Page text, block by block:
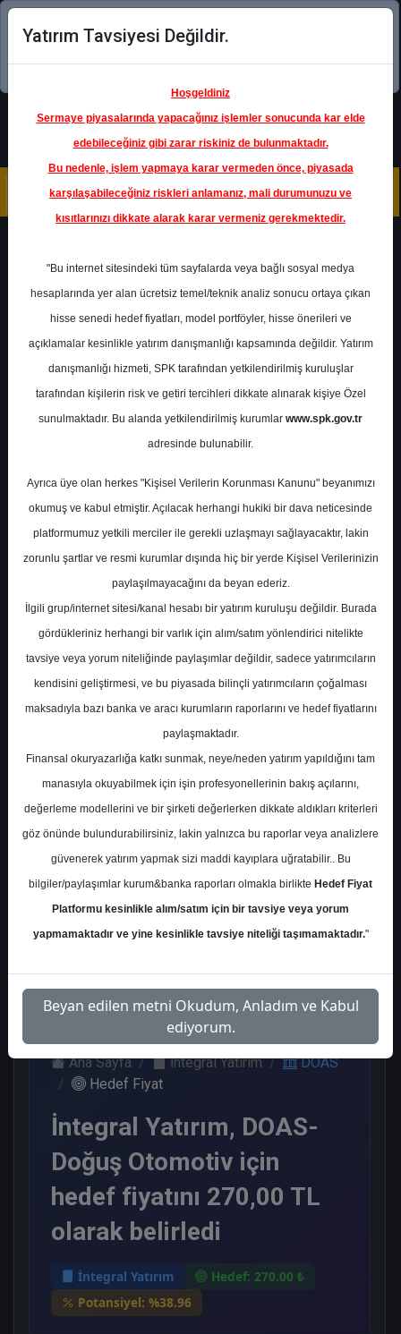
Şimdi uygulamayı indirin!
DOAS- DOĞUŞ OTOMOTİV
SERVİS VE TİCARET A.Ş.
Hedef Fiyat 270.00 ₺
Getiri
%38.96
0 0
En Yüksek Tahmin
Ortalama Fiyat Tahmini
Ortalama Getiri Potansiyeli
Kurum Sayısı
14
5 6
Paralel
Get.
1
Üstü Get.
2
Pazartesi, 03 Mart 2025
Ana Sayfa İntegral Yatırım
DOAS
Hedef Fiyat
İntegral Yatırım, DOAS-
Doğuş Otomotiv için
hedef fiyatını 270,00 TL
olarak belirledi
İntegral Yatırım
Hedef: 270.00 ₺
Potansiyel: %38.96
Yatırım Tavsiyesi Değildir.
Hoşgeldiniz
Sermaye piyasalarında yapacağınız işlemler sonucunda kar elde
edebileceğiniz gibi zarar riskiniz de bulunmaktadır.
Bu nedenle, işlem yapmaya karar vermeden önce, piyasada
karşılaşabileceğiniz riskleri anlamanız, mali durumunuzu ve
kısıtlarınızı dikkate alarak karar vermeniz gerekmektedir.
"Bu internet sitesindeki tüm sayfalarda veya bağlı sosyal medya
hesaplarında yer alan ücretsiz temel/teknik analiz sonucu ortaya çıkan
hisse senedi hedef fiyatları, model portföyler, hisse önerileri ve
açıklamalar kesinlikle yatırım danışmanlığı kapsamında değildir. Yatırım
danışmanlığı hizmeti, SPK tarafından yetkilendirilmiş kuruluşlar
tarafından kişilerin risk ve getiri tercihleri dikkate alınarak kişiye Özel
sunulmaktadır. Bu alanda yetkilendirilmiş kurumlar www.spk.gov.tr
adresinde bulunabilir.
Ayrıca üye olan herkes "Kişisel Verilerin Korunması Kanunu" beyanımızı
okumuş ve kabul etmiştir. Açılacak herhangi hukiki bir dava neticesinde
platformumuz yetkili merciler ile gerekli uzlaşmayı sağlayacaktır, lakin
zorunlu şartlar ve resmi kurumlar dışında hiç bir yerde Kişisel Verilerinizin
paylaşılmayacağını da beyan ederiz.
İlgili grup/internet sitesi/kanal hesabı bir yatırım kuruluşu değildir. Burada
gördükleriniz herhangi bir varlık için alım/satım yönlendirici nitelikte
tavsiye veya yorum niteliğinde paylaşımlar değildir, sadece yatırımcıların
kendisini geliştirmesi, ve bu piyasada bilinçli yatırımcıların çoğalması
maksadıyla bazı banka ve aracı kurumların raporlarını ve hedef fiyatlarını
paylaşmaktadır.
Finansal okuryazarlığa katkı sunmak, neye/neden yatırım yapıldığını tam
manasıyla okuyabilmek için işin profesyonellerinin bakış açılarını,
değerleme modellerini ve bir şirketi değerlerken dikkate aldıkları kriterleri
göz önünde bulundurabilirsiniz, lakin yalnızca bu raporlar veya analizlere
güvenerek yatırım yapmak sizi maddi kayıplara uğratabilir.. Bu
bilgiler/paylaşımlar kurum&banka raporları olmakla birlikte Hedef Fiyat
Platformu kesinlikle alım/satım için bir tavsiye veya yorum
yapmamaktadır ve yine kesinlikle tavsiye niteliği taşımamaktadır."
Beyan edilen metni Okudum, Anladım ve Kabul
ediyorum.